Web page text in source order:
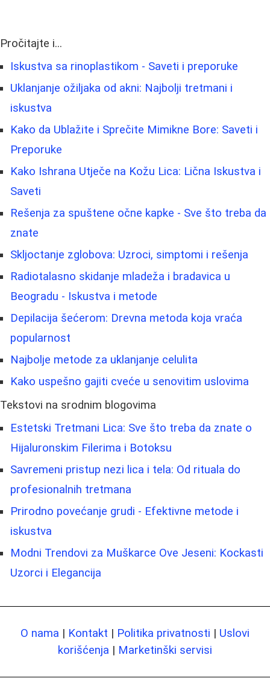
Pročitajte i...
Iskustva sa rinoplastikom - Saveti i preporuke
Uklanjanje ožiljaka od akni: Najbolji tretmani i
iskustva
Kako da Ublažite i Sprečite Mimikne Bore: Saveti i
Preporuke
Kako Ishrana Utječe na Kožu Lica: Lična Iskustva i
Saveti
Rešenja za spuštene očne kapke - Sve što treba da
znate
Skljoctanje zglobova: Uzroci, simptomi i rešenja
Radiotalasno skidanje mladeža i bradavica u
Beogradu - Iskustva i metode
Depilacija šećerom: Drevna metoda koja vraća
popularnost
Najbolje metode za uklanjanje celulita
Kako uspešno gajiti cveće u senovitim uslovima
Tekstovi na srodnim blogovima
Estetski Tretmani Lica: Sve što treba da znate o
Hijaluronskim Filerima i Botoksu
Savremeni pristup nezi lica i tela: Od rituala do
profesionalnih tretmana
Prirodno povećanje grudi - Efektivne metode i
iskustva
Modni Trendovi za Muškarce Ove Jeseni: Kockasti
Uzorci i Elegancija
O nama | Kontakt | Politika privatnosti | Uslovi
korišćenja | Marketinški servisi